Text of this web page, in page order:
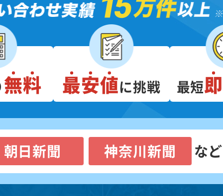
無料 最安値に挑戦 最短
朝日新聞 神奈川新聞 な